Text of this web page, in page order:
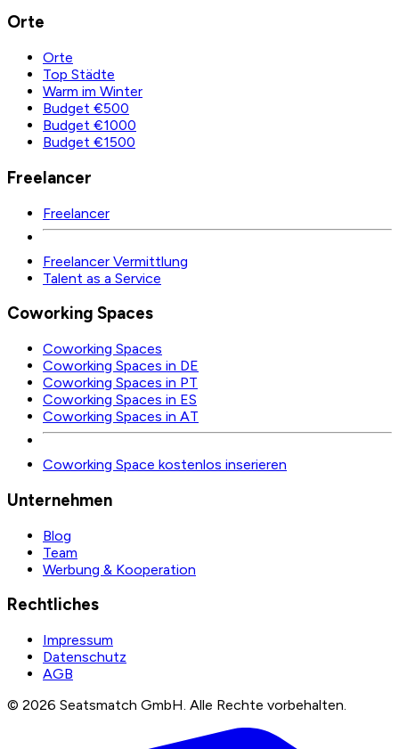
Orte
Orte
Top Städte
Warm im Winter
Budget €500
Budget €1000
Budget €1500
Freelancer
Freelancer
Freelancer Vermittlung
Talent as a Service
Coworking Spaces
Coworking Spaces
Coworking Spaces in DE
Coworking Spaces in PT
Coworking Spaces in ES
Coworking Spaces in AT
Coworking Space kostenlos inserieren
Unternehmen
Blog
Team
Werbung & Kooperation
Rechtliches
Impressum
Datenschutz
AGB
© 2026 Seatsmatch GmbH. Alle Rechte vorbehalten.